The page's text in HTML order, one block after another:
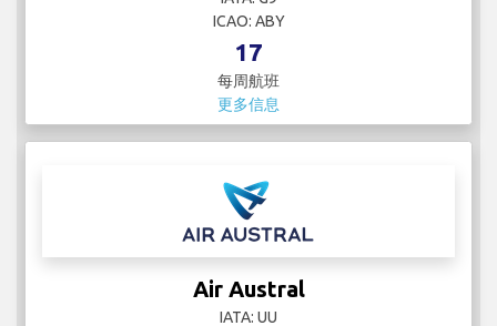
ICAO: ABY
17
每周航班
更多信息
Air Austral
IATA: UU